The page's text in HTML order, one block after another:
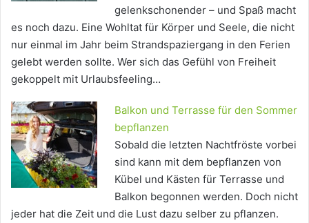
gelenkschonender – und Spaß macht
es noch dazu. Eine Wohltat für Körper und Seele, die nicht
nur einmal im Jahr beim Strandspaziergang in den Ferien
gelebt werden sollte. Wer sich das Gefühl von Freiheit
gekoppelt mit Urlaubsfeeling…
Balkon und Terrasse für den Sommer
bepflanzen
Sobald die letzten Nachtfröste vorbei
sind kann mit dem bepflanzen von
Kübel und Kästen für Terrasse und
Balkon begonnen werden. Doch nicht
jeder hat die Zeit und die Lust dazu selber zu pflanzen.